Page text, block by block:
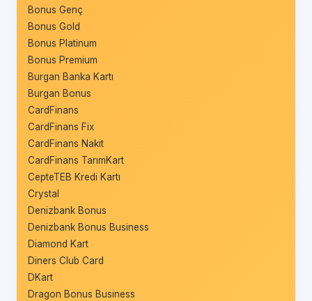
Bonus Genç
Bonus Gold
Bonus Platinum
Bonus Premium
Burgan Banka Kartı
Burgan Bonus
CardFinans
CardFinans Fix
CardFinans Nakit
CardFinans TarımKart
CepteTEB Kredi Kartı
Crystal
Denizbank Bonus
Denizbank Bonus Business
Diamond Kart
Diners Club Card
DKart
Dragon Bonus Business